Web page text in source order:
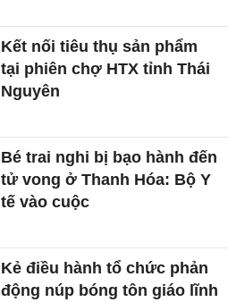
Kết nối tiêu thụ sản phẩm
tại phiên chợ HTX tỉnh Thái
Nguyên
Bé trai nghi bị bạo hành đến
tử vong ở Thanh Hóa: Bộ Y
tế vào cuộc
Kẻ điều hành tổ chức phản
động núp bóng tôn giáo lĩnh